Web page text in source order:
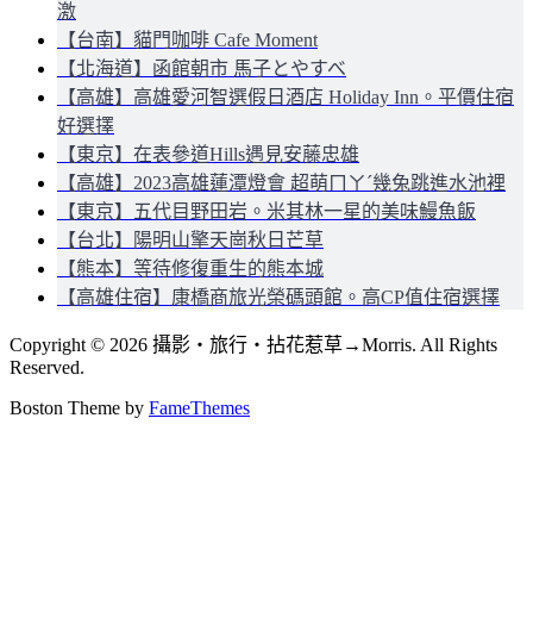
激
【台南】貓門咖啡 Cafe Moment
【北海道】函館朝市 馬子とやすべ
【高雄】高雄愛河智選假日酒店 Holiday Inn。平價住宿
好選擇
【東京】在表參道Hills遇見安藤忠雄
【高雄】2023高雄蓮潭燈會 超萌ㄇㄚˊ幾兔跳進水池裡
【東京】五代目野田岩。米其林一星的美味鰻魚飯
【台北】陽明山擎天崗秋日芒草
【熊本】等待修復重生的熊本城
【高雄住宿】康橋商旅光榮碼頭館。高CP值住宿選擇
Copyright © 2026 攝影‧旅行‧拈花惹草→Morris. All Rights
Reserved.
Boston Theme by FameThemes